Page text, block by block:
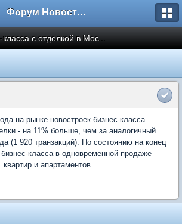
Форум Новостройки
с отделкой в Мос...
на рынке новостроек бизнес-класса
- на 11% больше, чем за аналогичный
(1 920 транзакций). По состоянию на конец
класса в одновременной продаже
и апартаментов.